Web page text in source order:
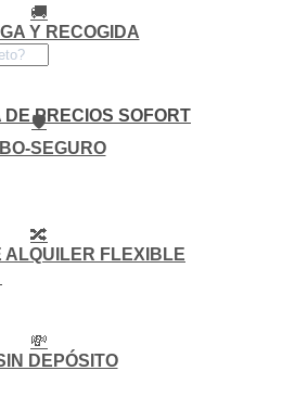
DE PRECIOS SOFORT
🚚
Y RECOGIDA
🛡️
SEGURO
🔀
ALQUILER FLEXIBLE
💸
DEPÓSITO